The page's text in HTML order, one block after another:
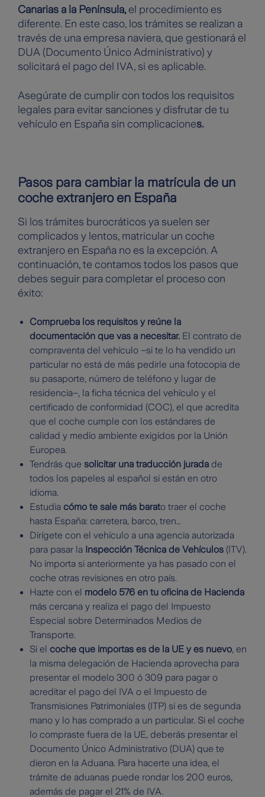
Canarias a la Península, el procedimiento es
diferente. En este caso, los trámites se realizan a
través de una empresa naviera, que gestionará el
DUA (Documento Único Administrativo) y
solicitará el pago del IVA, si es aplicable.
Asegúrate de cumplir con todos los requisitos
legales para evitar sanciones y disfrutar de tu
vehículo en España sin complicaciones.
Pasos para cambiar la matrícula de un
coche extranjero en España
Si los trámites burocráticos ya suelen ser
complicados y lentos, matricular un coche
extranjero en España no es la excepción. A
continuación, te contamos todos los pasos que
debes seguir para completar el proceso con
éxito:
Comprueba los requisitos y reúne la
documentación que vas a necesitar. El contrato de
compraventa del vehículo –si te lo ha vendido un
particular no está de más pedirle una fotocopia de
su pasaporte, número de teléfono y lugar de
residencia–, la ficha técnica del vehículo y el
certificado de conformidad (COC), el que acredita
que el coche cumple con los estándares de
calidad y medio ambiente exigidos por la Unión
Europea.
Tendrás que solicitar una traducción jurada de
todos los papeles al español si están en otro
idioma.
Estudia cómo te sale más barato traer el coche
hasta España: carretera, barco, tren…
Dirígete con el vehículo a una agencia autorizada
para pasar la Inspección Técnica de Vehículos (ITV).
No importa si anteriormente ya has pasado con el
coche otras revisiones en otro país.
Hazte con el modelo 576 en tu oficina de Hacienda
más cercana y realiza el pago del Impuesto
Especial sobre Determinados Medios de
Transporte.
Si el coche que importas es de la UE y es nuevo, en
la misma delegación de Hacienda aprovecha para
presentar el modelo 300 ó 309 para pagar o
acreditar el pago del IVA o el Impuesto de
Transmisiones Patrimoniales (ITP) si es de segunda
mano y lo has comprado a un particular. Si el coche
lo compraste fuera de la UE, deberás presentar el
Documento Único Administrativo (DUA) que te
dieron en la Aduana. Para hacerte una idea, el
trámite de aduanas puede rondar los 200 euros,
además de pagar el 21% de IVA.